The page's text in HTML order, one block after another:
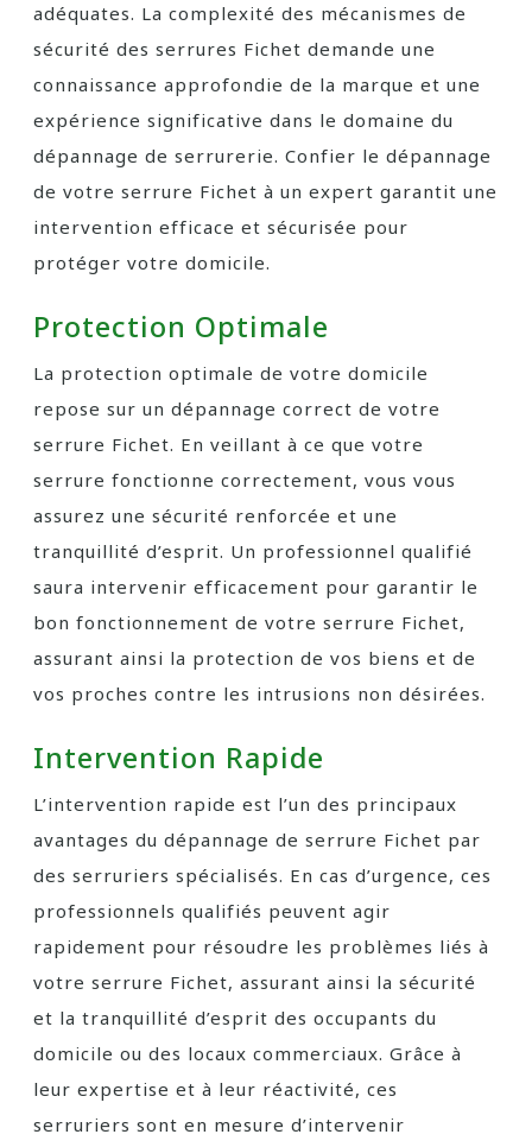
adéquates. La complexité des mécanismes de
sécurité des serrures Fichet demande une
connaissance approfondie de la marque et une
expérience significative dans le domaine du
dépannage de serrurerie. Confier le dépannage
de votre serrure Fichet à un expert garantit une
intervention efficace et sécurisée pour
protéger votre domicile.
Protection Optimale
La protection optimale de votre domicile
repose sur un dépannage correct de votre
serrure Fichet. En veillant à ce que votre
serrure fonctionne correctement, vous vous
assurez une sécurité renforcée et une
tranquillité d’esprit. Un professionnel qualifié
saura intervenir efficacement pour garantir le
bon fonctionnement de votre serrure Fichet,
assurant ainsi la protection de vos biens et de
vos proches contre les intrusions non désirées.
Intervention Rapide
L’intervention rapide est l’un des principaux
avantages du dépannage de serrure Fichet par
des serruriers spécialisés. En cas d’urgence, ces
professionnels qualifiés peuvent agir
rapidement pour résoudre les problèmes liés à
votre serrure Fichet, assurant ainsi la sécurité
et la tranquillité d’esprit des occupants du
domicile ou des locaux commerciaux. Grâce à
leur expertise et à leur réactivité, ces
serruriers sont en mesure d’intervenir